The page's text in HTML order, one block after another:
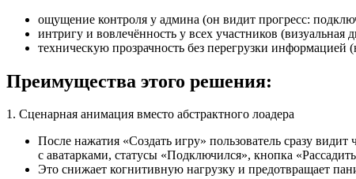
ощущение контроля у админа (он видит прогресс:
интригу и вовлечённость у всех участников (визуальная
техническую прозрачность без перегрузки
Преимущества этого решения:
1. Сценарная анимация вместо абстрактного лоадера
После нажатия «Создать игру» пользователь сразу
с аватарками, статусы «Подключился», кнопка
Это снижает когнитивную нагрузку и предотвращает